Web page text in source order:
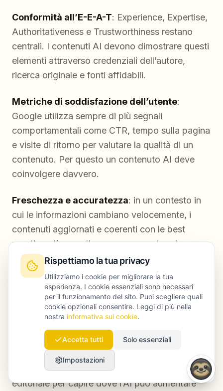
Conformità all’E-E-A-T: Experience, Expertise,
Authoritativeness e Trustworthiness restano
centrali. I contenuti AI devono dimostrare questi
elementi attraverso credenziali dell’autore,
ricerca originale e fonti affidabili.
Metriche di soddisfazione dell’utente:
Google utilizza sempre di più segnali
comportamentali come CTR, tempo sulla pagina
e visite di ritorno per valutare la qualità di un
contenuto. Per questo un contenuto AI deve
coinvolgere davvero.
Freschezza e accuratezza: in un contesto in
cui le informazioni cambiano velocemente, i
contenuti aggiornati e coerenti con le best
practice più recenti avranno un vantaggio
competitivo.
Rilevanza semantica: i motori di ricerca AI
comprendono meglio contesto, sfumature e
temi collegati. Per questo il contenuto deve
trattare l’argomento in modo ampio, includendo
sotto-temi pertinenti.
Mettilo in pratica: fai un audit della tua strategia
editoriale per capire dove l’AI può aumentare
Rispettiamo la tua privacy
Utilizziamo i cookie per migliorare la tua
esperienza. I cookie essenziali sono necessari
per il funzionamento del sito. Puoi scegliere quali
cookie opzionali consentire. Leggi di più nella
nostra informativa sui cookie.
Accetta tutti Solo essenziali
Impostazioni